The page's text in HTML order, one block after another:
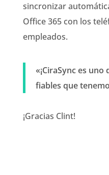
sincronizar
Office 365 con los
empleados.
«¡CiraSync es
fiables que
¡Gracias Clint!